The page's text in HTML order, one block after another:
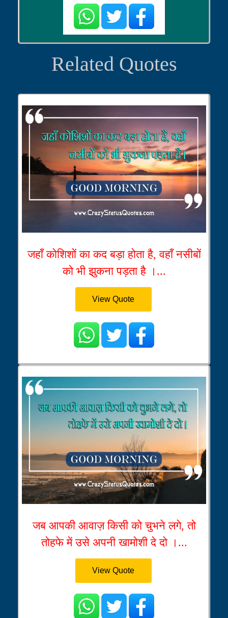
Related Quotes
जहाँ कोशिशों का कद बड़ा होता है, वहाँ नसीबों
को भी झुकना पड़ता है ।...
View Quote
जब आपकी आवाज़ किसी को चुभने लगे, तो
तोहफे में उसे अपनी खामोशी दे दो ।...
View Quote